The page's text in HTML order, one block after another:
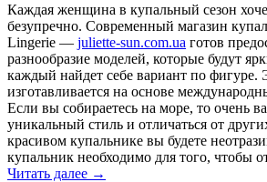
Каждая женщина в купальный сезон
безупречно. Современный магазин
Lingerie — juliette-sun.com.ua готов
разнообразие моделей, которые будут
каждый найдет себе вариант по фигуре.
изготавливается на основе
Если вы собираетесь на море, то очень
уникальный стиль и отличаться от
красивом купальнике вы будете
купальник необходимо для того, чтобы
Читать далее →